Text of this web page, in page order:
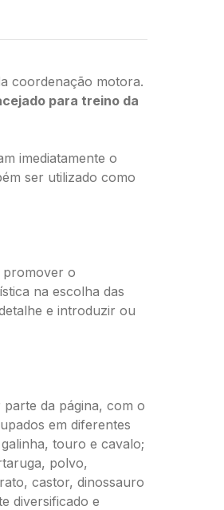
coordenação motora.
para treino da
imediatamente o
ser utilizado como
promover o
na escolha das
e introduzir ou
da página, com o
em diferentes
touro e cavalo;
polvo,
castor, dinossauro
diversificado e